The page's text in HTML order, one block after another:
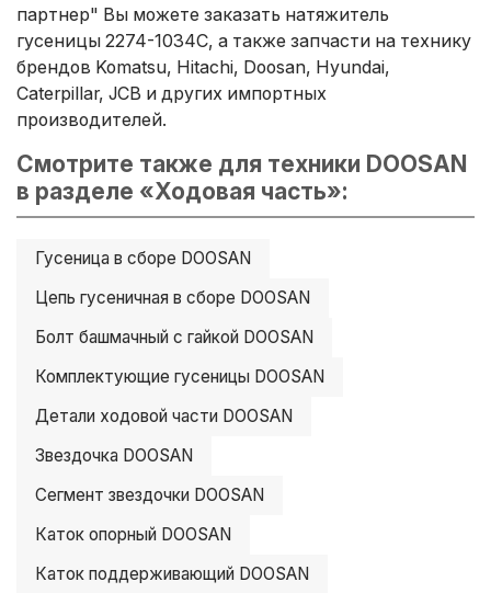
партнер" Вы можете заказать натяжитель
гусеницы 2274-1034C, а также запчасти на технику
брендов Komatsu, Hitachi, Doosan, Hyundai,
Caterpillar, JCB и других импортных
производителей.
Смотрите также для техники DOOSAN
в разделе «Ходовая часть»:
Гусеница в сборе DOOSAN
Цепь гусеничная в сборе DOOSAN
Болт башмачный с гайкой DOOSAN
Комплектующие гусеницы DOOSAN
Детали ходовой части DOOSAN
Звездочка DOOSAN
Сегмент звездочки DOOSAN
Каток опорный DOOSAN
Каток поддерживающий DOOSAN